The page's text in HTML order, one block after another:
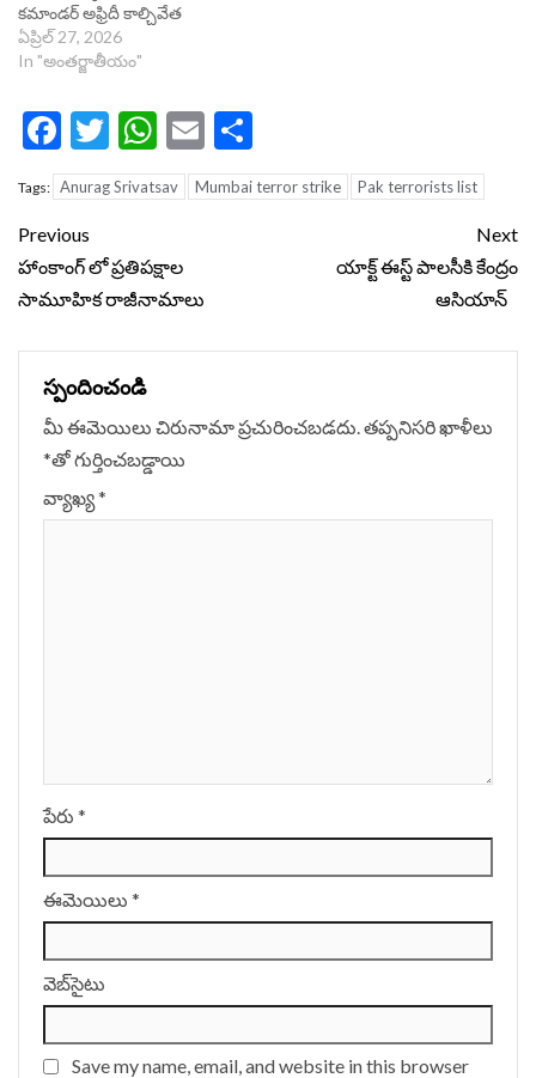
కమాండర్ అఫ్రిదీ కాల్చివేత
ఏప్రిల్ 27, 2026
In "అంతర్జాతీయం"
Facebook
Twitter
WhatsApp
Email
Tags: Anurag Srivatsav Mumbai terror strike Pak terrorists list
Continue
Reading
Previous
హాంకాంగ్ లో ప్రతిపక్షాల
సామూహిక రాజీనామాలు
Next
యాక్ట్ ఈస్ట్ పాలసీకి కేంద్రం
ఆసియాన్
స్పందించండి
మీ ఈమెయిలు చిరునామా ప్రచురించబడదు.తప్పనిసరి ఖాళీలు
*‌తో గుర్తించబడ్డాయి
వ్యాఖ్య*
పేరు *
ఈమెయిలు *
వెబ్‌సైటు
Save my name, email, and website in this browser